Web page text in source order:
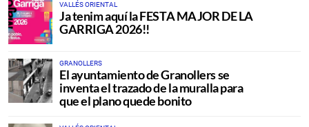
VALLÉS ORIENTAL
Ja tenim aquí la FESTA MAJOR DE LA
GARRIGA 2026!!
GRANOLLERS
El ayuntamiento de Granollers se
inventa el trazado de la muralla para
que el plano quede bonito